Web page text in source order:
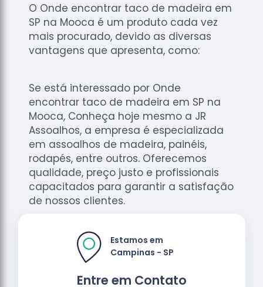
Raspagem
de Tacos
de
Madeiras
Tacos de
Madeiras
O Onde encontrar taco de madeira em
SP na Mooca é um produto cada vez
mais procurado, devido as diversas
vantagens que apresenta, como:
Se está interessado por Onde
encontrar taco de madeira em SP na
Mooca, Conheça hoje mesmo a JR
Assoalhos, a empresa é especializada
em assoalhos de madeira, painéis,
rodapés, entre outros. Oferecemos
qualidade, preço justo e profissionais
capacitados para garantir a satisfação
de nossos clientes.
Entre em Contato
Estamos em
Campinas - SP